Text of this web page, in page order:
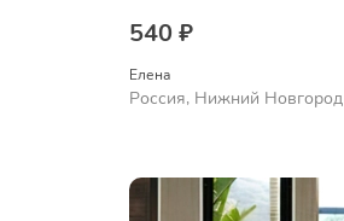
540 ₽
Елена
Россия, Нижний Новгород